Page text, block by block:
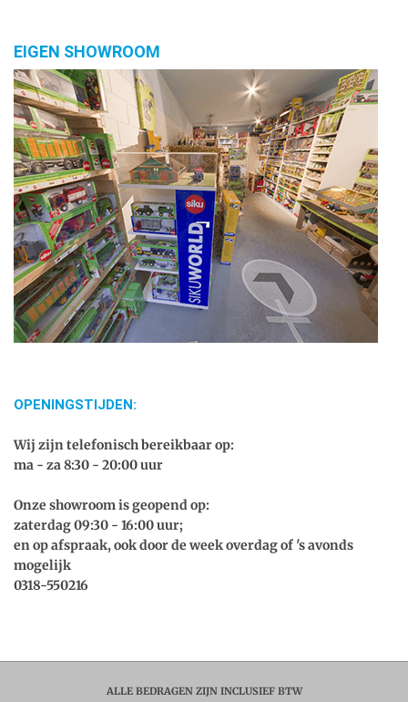
EIGEN SHOWROOM
OPENINGSTIJDEN:
Wij zijn telefonisch bereikbaar op:
ma - za 8:30 - 20:00 uur
Onze showroom is geopend op:
zaterdag 09:30 - 16:00 uur;
en op afspraak, ook door de week overdag of 's avonds
mogelijk
0318-550216
ALLE BEDRAGEN ZIJN INCLUSIEF BTW